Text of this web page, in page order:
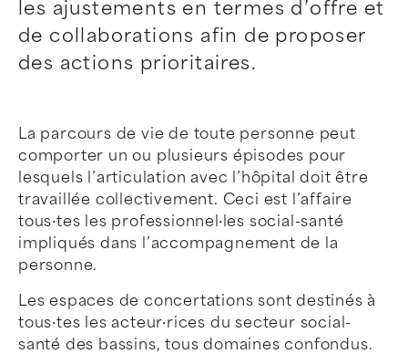
les ajustements en termes d’offre et
de collaborations afin de proposer
des actions prioritaires.
La parcours de vie de toute personne peut
comporter un ou plusieurs épisodes pour
lesquels l’articulation avec l’hôpital doit être
travaillée collectivement. Ceci est l’affaire
tous·tes les professionnel·les social-santé
impliqués dans l’accompagnement de la
personne.
Les espaces de concertations sont destinés à
tous·tes les acteur·rices du secteur social-
santé des bassins, tous domaines confondus.